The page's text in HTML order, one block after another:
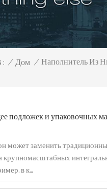
: / Дом / Наполнитель Из
подложек и упаковочных
может заменить
крупномасштабных
в к...